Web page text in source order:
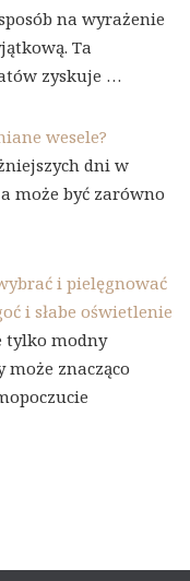
na wyrażenie
Ta
zyskuje …
wesele?
dni w
może być zarówno
i pielęgnować
i słabe oświetlenie
tylko modny
znacząco